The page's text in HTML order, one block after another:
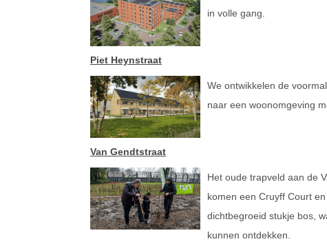
in volle gang.
Piet Heynstraat
We ontwikkelen de
naar een woonomgeving
Van Gendtstraat
Het oude trapveld aan de
komen een Cruyff Court
dichtbegroeid stukje bos,
kunnen ontdekken.